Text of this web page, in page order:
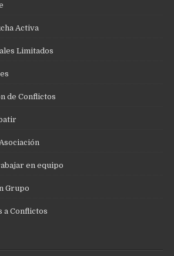
Activa
Limitados
de Conflictos
en equipo
Grupo
a Conflictos